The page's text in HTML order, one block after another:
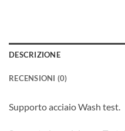
DESCRIZIONE
RECENSIONI (0)
Supporto acciaio Wash test.